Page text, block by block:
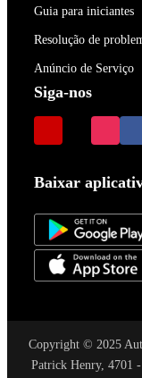
Guia para iniciantes
Resolução de
Anúncio de Serviço
Siga-nos
Baixar
Copyright © 2025
Patrick Henry, 4701